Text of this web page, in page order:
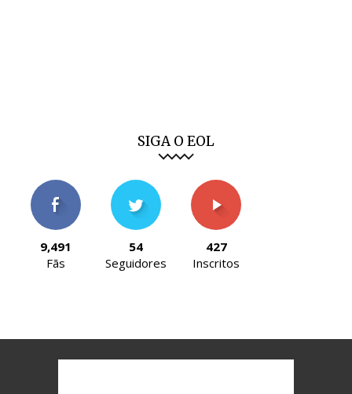
SIGA O EOL
9,491
Fãs
54
Seguidores
427
Inscritos